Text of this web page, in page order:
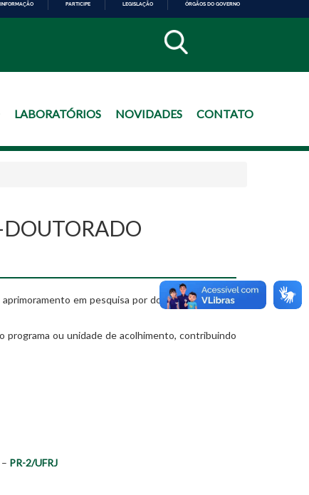
PARTICIPE LEGISLAÇÃO ÓRGÃOS DO GOVERNO
LABORATÓRIOS NOVIDADES CONTATO
em pesquisa por doutores(as), sob a
ou unidade de acolhimento, contribuindo
PR-2/UFRJ